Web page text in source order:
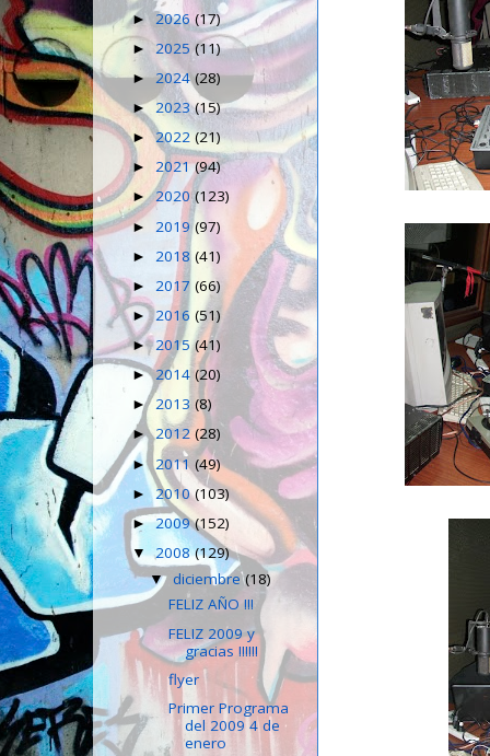
► 2026(17)
► 2025(11)
► 2024(28)
► 2023(15)
►2022(21)
► 2021(94)
►2020(123)
► 2019(97)
► 2018 (41)
► 2017 (66)
► 2016 (51)
►2015(41)
►2014 (20)
► 2013 (8)
►2012(28)
►2011 (49)
► 2010(103)
►2009(152)
▼2008(129)
▼diciembre(18)
FELIZ AÑO !!!
FELIZ 2009 y
gracias !!!!!!
flyer
Primer Programa
del 2009 4 de
enero